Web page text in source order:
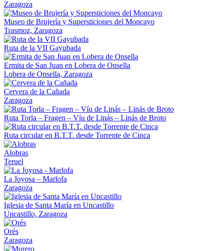
Zaragoza
Museo de Brujería y Supersticiones del Moncayo
Trasmoz, Zaragoza
Ruta de la VII Gayubada
Ermita de San Juan en Lobera de Onsella
Lobera de Onsella, Zaragoza
Cervera de la Cañada
Zaragoza
Ruta Torla – Fragen – Víu de Linás – Linás de Broto
Ruta circular en B.T.T. desde Torrente de Cinca
Alobras
Teruel
La Joyosa – Marlofa
Zaragoza
Iglesia de Santa María en Uncastillo
Uncastillo, Zaragoza
Orés
Zaragoza